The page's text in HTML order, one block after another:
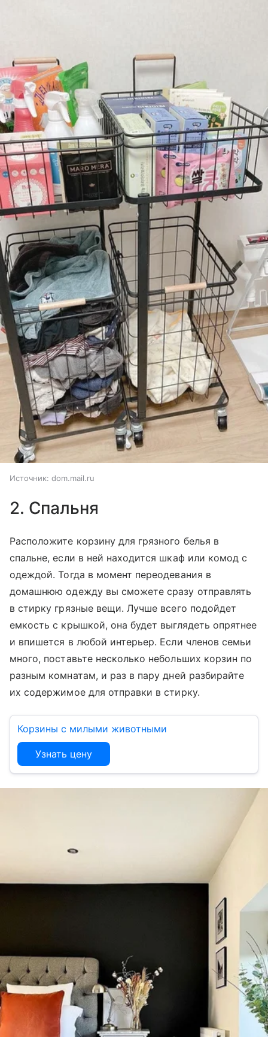
Источник: dom.mail.ru
2. Спальня
Расположите корзину для грязного белья в
спальне, если в ней находится шкаф или комод с
одеждой. Тогда в момент переодевания в
домашнюю одежду вы сможете сразу отправлять
в стирку грязные вещи. Лучше всего подойдет
емкость с крышкой, она будет выглядеть опрятнее
и впишется в любой интерьер. Если членов семьи
много, поставьте несколько небольших корзин по
разным комнатам, и раз в пару дней разбирайте
их содержимое для отправки в стирку.
Корзины с милыми животными
Узнать цену